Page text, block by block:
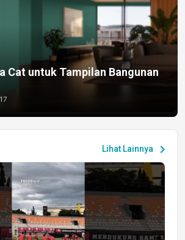
Cat untuk Tampilan Bangunan
Lihat Lainnya chevron_right